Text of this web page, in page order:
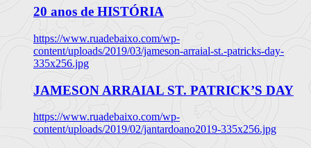
20 anos de HISTÓRIA
https://www.ruadebaixo.com/wp-
content/uploads/2019/03/jameson-arraial-st.-patricks-day-
335x256.jpg
JAMESON ARRAIAL ST. PATRICK’S DAY
https://www.ruadebaixo.com/wp-
content/uploads/2019/02/jantardoano2019-335x256.jpg